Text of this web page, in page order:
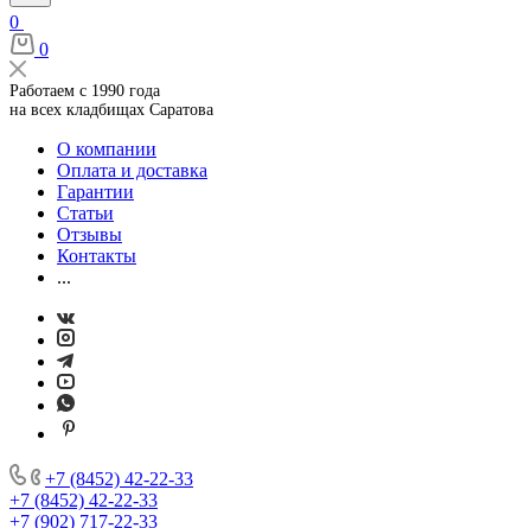
0
0
Работаем с 1990 года
на всех кладбищах Саратова
О компании
Оплата и доставка
Гарантии
Статьи
Отзывы
Контакты
...
+7 (8452) 42-22-33
+7 (8452) 42-22-33
+7 (902) 717-22-33